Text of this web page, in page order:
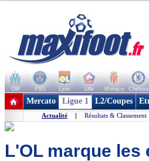
OM PSG Lyon Lille Monaco Chelsea
+ de clubs
Mercato Ligue 1 L2/Coupes
Actualité | Résultats & Classement
L'OL marque les